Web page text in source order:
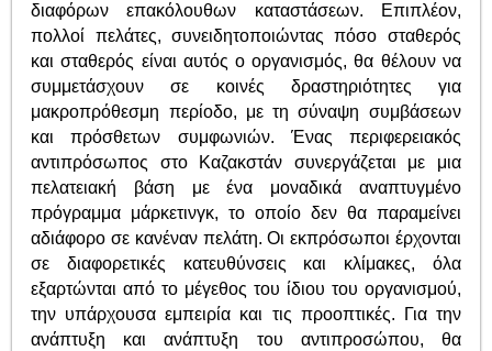
διαφόρων επακόλουθων καταστάσεων. Επιπλέον,
πολλοί πελάτες, συνειδητοποιώντας πόσο σταθερός
και σταθερός είναι αυτός ο οργανισμός, θα θέλουν να
συμμετάσχουν σε κοινές δραστηριότητες για
μακροπρόθεσμη περίοδο, με τη σύναψη συμβάσεων
και πρόσθετων συμφωνιών. Ένας περιφερειακός
αντιπρόσωπος στο Καζακστάν συνεργάζεται με μια
πελατειακή βάση με ένα μοναδικά αναπτυγμένο
πρόγραμμα μάρκετινγκ, το οποίο δεν θα παραμείνει
αδιάφορο σε κανέναν πελάτη. Οι εκπρόσωποι έρχονται
σε διαφορετικές κατευθύνσεις και κλίμακες, όλα
εξαρτώνται από το μέγεθος του ίδιου του οργανισμού,
την υπάρχουσα εμπειρία και τις προοπτικές. Για την
ανάπτυξη και ανάπτυξη του αντιπροσώπου, θα